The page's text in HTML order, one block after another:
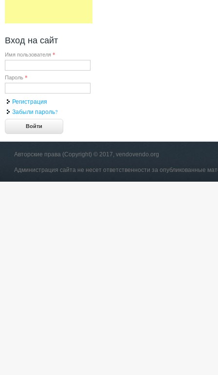
Вход на сайт
Имя пользователя *
Пароль *
Регистрация
Забыли пароль?
Авторские права (Copyright) © 2017, vendovendo.org
Администрация сайта не несет ответственности за опубликованные